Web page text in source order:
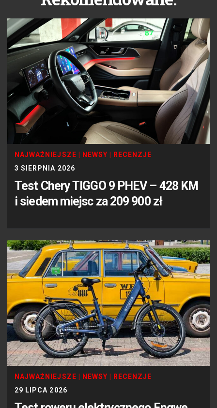
NAJWAŻNIEJSZE NEWSY
RECENZJE
3 SIERPNIA 2026
Test Chery TIGGO 9 PHEV – 428 KM
i siedem miejsc za 209 900 zł
NAJWAŻNIEJSZE NEWSY
RECENZJE
29 LIPCA 2026